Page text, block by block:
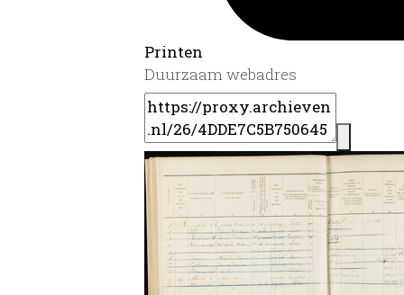
Printen
Duurzaam webadres